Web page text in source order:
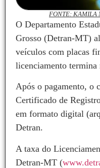
FONTE: KAMILA
O Departamento
Grosso (Detran-MT)
veículos com placas
licenciamento
Após o pagamento, o
Certificado de
em formato digital
Detran.
A taxa do
Detran-MT (